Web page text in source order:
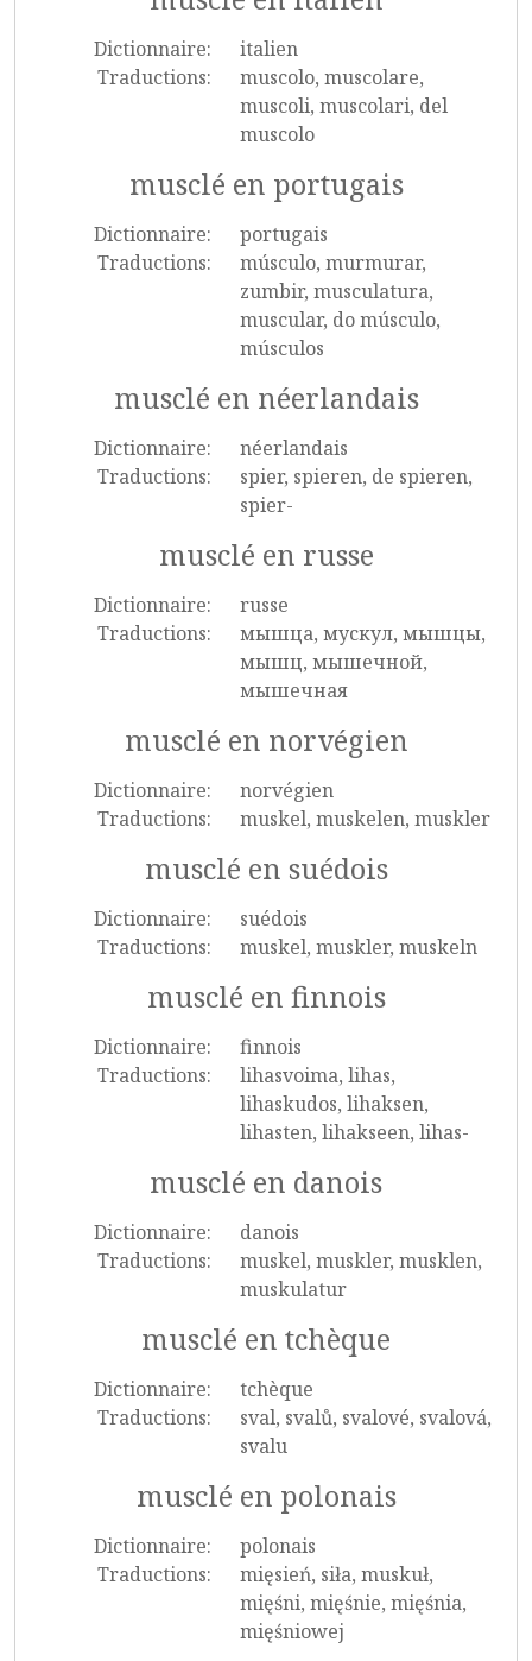
Dictionnaire:
italien
Traductions:
muscolo, muscolare,
muscoli, muscolari, del
muscolo
musclé en portugais
Dictionnaire:
portugais
Traductions:
músculo, murmurar,
zumbir, musculatura,
muscular, do músculo,
músculos
musclé en néerlandais
Dictionnaire:
néerlandais
Traductions:
spier, spieren, de spieren,
spier-
musclé en russe
Dictionnaire:
russe
Traductions:
мышца, мускул, мышцы,
мышц, мышечной,
мышечная
musclé en norvégien
Dictionnaire:
norvégien
Traductions:
muskel, muskelen, muskler
musclé en suédois
Dictionnaire:
suédois
Traductions:
muskel, muskler, muskeln
musclé en finnois
Dictionnaire:
finnois
Traductions:
lihasvoima, lihas,
lihaskudos, lihaksen,
lihasten, lihakseen, lihas-
musclé en danois
Dictionnaire:
danois
Traductions:
muskel, muskler, musklen,
muskulatur
musclé en tchèque
Dictionnaire:
tchèque
Traductions:
sval, svalů, svalové, svalová,
svalu
musclé en polonais
Dictionnaire:
polonais
Traductions:
mięsień, siła, muskuł,
mięśni, mięśnie, mięśnia,
mięśniowej